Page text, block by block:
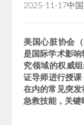
会员
探险文化传播
团体标准
2025-11-17中
美国心脏协会
是国际学术影
究领域的权威
证导师进行授课
在内的常见突
急救技能，关键